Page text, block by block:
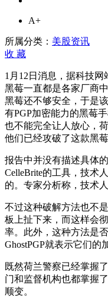
A+
所属分类： 美股资讯
收 藏
1月12日消息，据科技网
黑莓一直都是各家厂商
黑莓还不够安全，于是
有PGP加密能力的黑莓
也不能完全让人放心，
他们已经攻破了这款黑莓
报告中并没有描述具体
CelleBrite的工具，技术
的。专家分析称，技术
不过这种破解方法也不
板上扯下来，而这样会
率。此外，这种方法是
GhostPGP就表示它们的
既然荷兰警察已经掌握
门和监督机构也都掌握
顺变。